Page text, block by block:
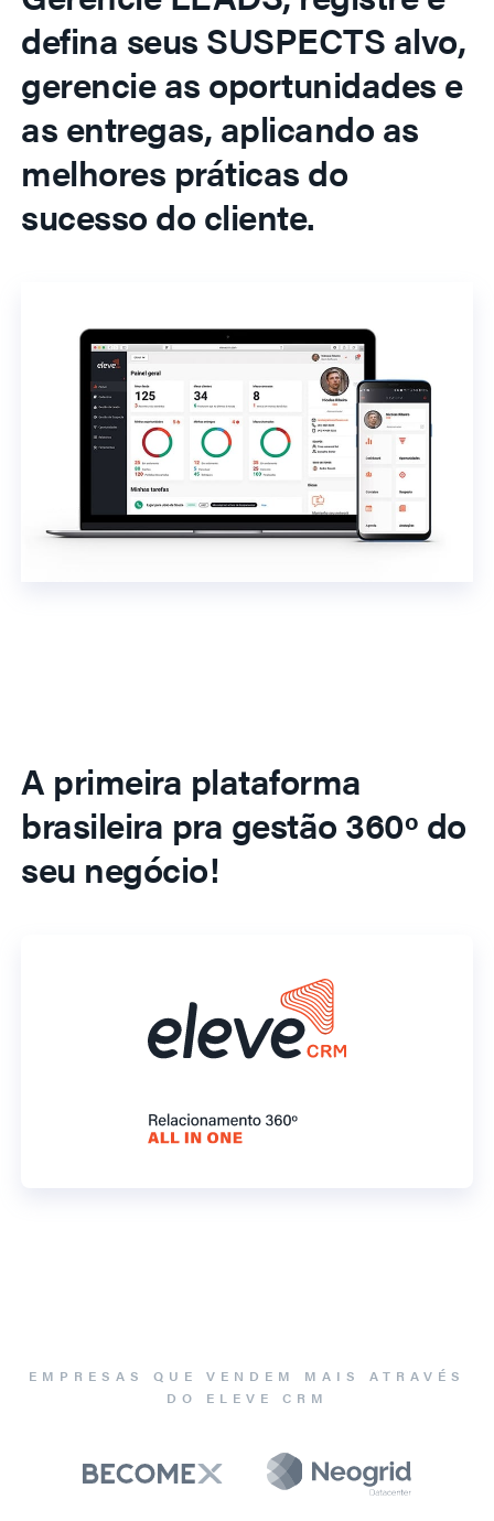
defina seus SUSPECTS alvo,
gerencie as oportunidades e
as entregas, aplicando as
melhores práticas do
sucesso do cliente.
A primeira plataforma
brasileira pra gestão 360º do
seu negócio!
EMPRESAS QUE VENDEM MAIS ATRAVÉS
DO ELEVE CRM